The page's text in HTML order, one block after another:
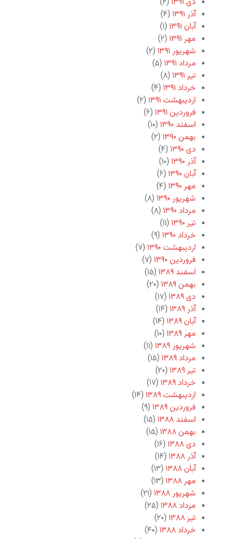
آذر ۱۳۹۱
(۴)
آبان ۱۳۹۱
(۱)
مهر ۱۳۹۱
(۲)
شهریور ۱۳۹۱
(۲)
مرداد ۱۳۹۱
(۵)
تیر ۱۳۹۱
(۸)
خرداد ۱۳۹۱
(۴)
اردیبهشت ۱۳۹۱
(۲)
فروردین ۱۳۹۱
(۶)
اسفند ۱۳۹۰
(۱۰)
بهمن ۱۳۹۰
(۲)
دی ۱۳۹۰
(۴)
آذر ۱۳۹۰
(۱۰)
آبان ۱۳۹۰
(۶)
مهر ۱۳۹۰
(۴)
شهریور ۱۳۹۰
(۸)
مرداد ۱۳۹۰
(۸)
تیر ۱۳۹۰
(۱۱)
خرداد ۱۳۹۰
(۹)
اردیبهشت ۱۳۹۰
(۷)
فروردین ۱۳۹۰
(۷)
اسفند ۱۳۸۹
(۱۵)
بهمن ۱۳۸۹
(۲۰)
دی ۱۳۸۹
(۱۷)
آذر ۱۳۸۹
(۱۴)
آبان ۱۳۸۹
(۱۴)
مهر ۱۳۸۹
(۱۰)
شهریور ۱۳۸۹
(۱۱)
مرداد ۱۳۸۹
(۱۵)
تیر ۱۳۸۹
(۲۰)
خرداد ۱۳۸۹
(۱۷)
اردیبهشت ۱۳۸۹
(۱۴)
فروردین ۱۳۸۹
(۹)
اسفند ۱۳۸۸
(۱۵)
بهمن ۱۳۸۸
(۱۵)
دی ۱۳۸۸
(۱۶)
آذر ۱۳۸۸
(۱۴)
آبان ۱۳۸۸
(۱۳)
مهر ۱۳۸۸
(۱۳)
شهریور ۱۳۸۸
(۲۱)
مرداد ۱۳۸۸
(۲۵)
تیر ۱۳۸۸
(۲۰)
خرداد ۱۳۸۸
(۴۰)